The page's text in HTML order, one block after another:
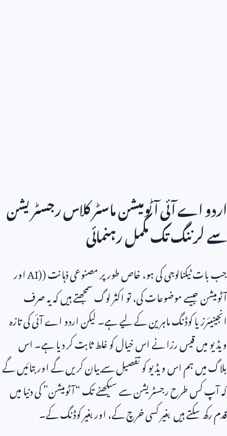
اردو اے آئی آٹومیشن ماسٹر کلاس رجسٹریشن
سے لرننگ تک مکمل رہنمائی
جب بات ٹیکنالوجی کی ہو، خاص طور پر مصنوعی ذہانت (AI)اور
آٹومیشن جیسے موضوعات کی، تو اکثر لوگ سمجھتے ہیں کہ یہ صرف
انجینیئرز یا کوڈنگ ماہرین کے لیے ہے۔ لیکن اردو اے آئی کی تازہ
ویڈیو میں قیس رزا نے اس خیال کو غلط ثابت کر دیا ہے۔ اس
بلاگ میں ہم اس ویڈیو کو تفصیل سے بیان کریں گے اور بتائیں گے
کہ آپ کس طرح رجسٹریشن سے سیکھنے تک “آٹومیشن” کی دنیا میں
قدم رکھ سکتے ہیں بغیر کسی خرچ کے، اور بغیر کوڈنگ کے۔